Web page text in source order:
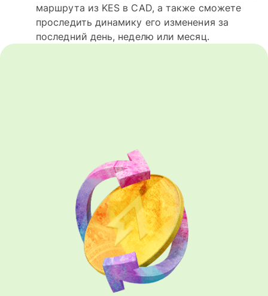
маршрута из KES в CAD, а также сможете
проследить динамику его изменения за
последний день, неделю или месяц.